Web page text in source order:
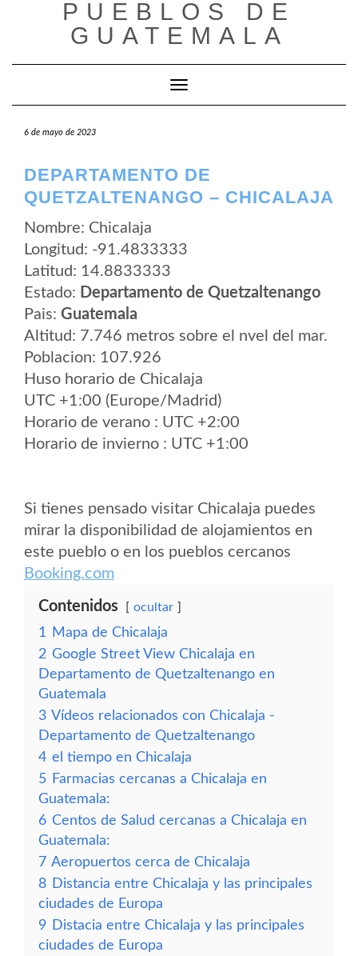
PUEBLOS DE
GUATEMALA
Cambiar modo de navegación
6 de mayo de 2023
DEPARTAMENTO DE
QUETZALTENANGO – CHICALAJA
Nombre: Chicalaja
Longitud: -91.4833333
Latitud: 14.8833333
Estado: Departamento de Quetzaltenango
Pais: Guatemala
Altitud: 7.746 metros sobre el nvel del mar.
Poblacion: 107.926
Huso horario de Chicalaja
UTC +1:00 (Europe/Madrid)
Horario de verano : UTC +2:00
Horario de invierno : UTC +1:00
Si tienes pensado visitar Chicalaja puedes
mirar la disponibilidad de alojamientos en
este pueblo o en los pueblos cercanos
Booking.com
Contenidos ocultar
1
Mapa de Chicalaja
2 Google Street View Chicalaja en
Departamento de Quetzaltenango en
Guatemala
3 Vídeos relacionados con Chicalaja -
Departamento de Quetzaltenango
4 el tiempo en Chicalaja
5 Farmacias cercanas a Chicalaja en
Guatemala:
6 Centos de Salud cercanas a Chicalaja en
Guatemala:
7 Aeropuertos cerca de Chicalaja
8 Distancia entre Chicalaja y las principales
ciudades de Europa
9 Distacia entre Chicalaja y las principales
ciudades de Europa